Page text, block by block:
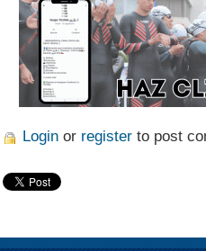
Login or register to post